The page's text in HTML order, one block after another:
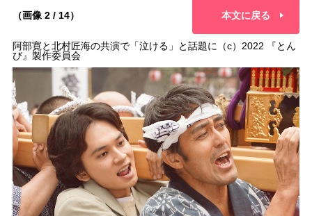
（画像 2 / 14） 本文に戻る
阿部寛と北村匠海の共演で「泣ける」と話題に（c）2022 『とん
び』製作委員会